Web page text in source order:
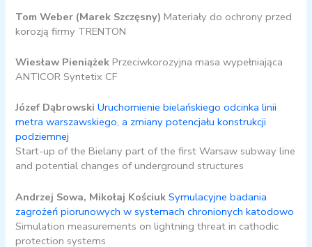
Tom Weber (Marek Szczęsny) Materiały do ochrony przed
korozją firmy TRENTON
Wiesław Pieniążek Przeciwkorozyjna masa wypełniająca
ANTICOR Syntetix CF
Józef Dąbrowski Uruchomienie bielańskiego odcinka linii
metra warszawskiego, a zmiany potencjału konstrukcji
podziemnej
Start-up of the Bielany part of the first Warsaw subway line
and potential changes of underground structures
Andrzej Sowa, Mikołaj Kościuk Symulacyjne badania
zagrożeń piorunowych w systemach chronionych katodowo
Simulation measurements on lightning threat in cathodic
protection systems